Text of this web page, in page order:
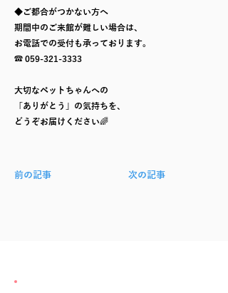
◆ご都合がつかない方へ
期間中のご来館が難しい場合は、
お電話での受付も承っております。
☎ 059-321-3333
大切なペットちゃんへの
「ありがとう」の気持ちを、
どうぞお届けください🌈
前の記事 次の記事